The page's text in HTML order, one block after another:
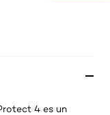
4 es un